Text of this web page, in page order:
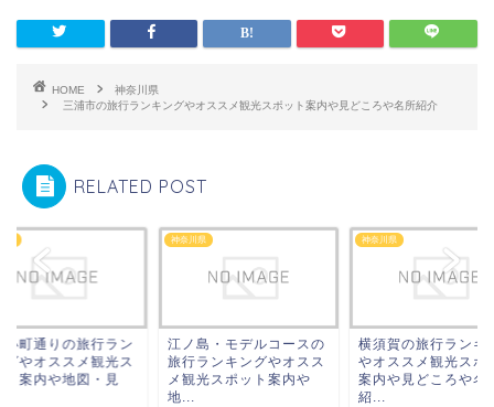
HOME
神奈川県
三浦市の旅行ランキングやオススメ観光スポット案内や見どころや名所紹介
RELATED POST
小町通りの旅行ラン
グやオススメ観光ス
ト案内や地図・見
神奈川県
江ノ島・モデルコースの
旅行ランキングやオスス
メ観光スポット案内や
地...
神奈川県
横須賀の旅行ランキ
やオススメ観光スポ
案内や見どころや名
紹...